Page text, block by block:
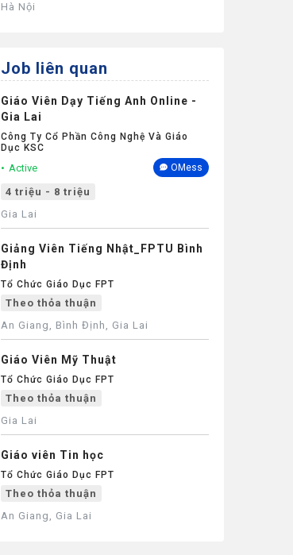
Hà Nội
Job liên quan
Giáo Viên Dạy Tiếng Anh Online -
Gia Lai
Công Ty Cổ Phần Công Nghệ Và Giáo
Dục KSC
Active OMess
4 triệu - 8 triệu
Gia Lai
Giảng Viên Tiếng Nhật_FPTU Bình
Định
Tổ Chức Giáo Dục FPT
Theo thỏa thuận
An Giang, Bình Định, Gia Lai
Giáo Viên Mỹ Thuật
Tổ Chức Giáo Dục FPT
Theo thỏa thuận
Gia Lai
Giáo viên Tin học
Tổ Chức Giáo Dục FPT
Theo thỏa thuận
An Giang, Gia Lai